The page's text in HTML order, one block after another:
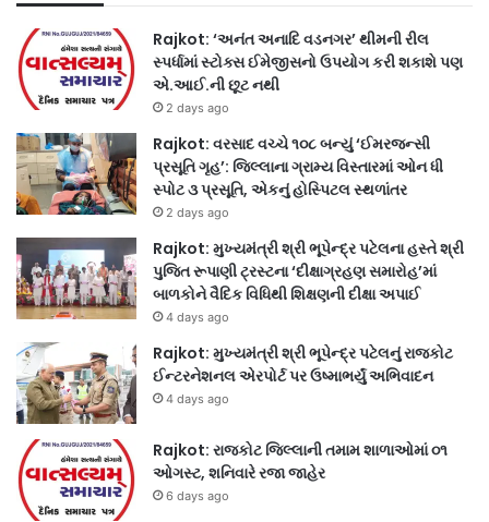
Rajkot: ‘અનંત અનાદિ વડનગર’ થીમની રીલ
સ્પર્ધામાં સ્ટોક્સ ઈમેજીસનો ઉપયોગ કરી શકાશે પણ
એ.આઈ.ની છૂટ નથી
2 days ago
Rajkot: વરસાદ વચ્ચે ૧૦૮ બન્યું ‘ઈમરજન્સી
પ્રસૂતિ ગૃહ’: જિલ્લાના ગ્રામ્ય વિસ્તારમાં ઓન ધી
સ્પોટ ૩ પ્રસૂતિ, એકનું હોસ્પિટલ સ્થળાંતર
2 days ago
Rajkot: મુખ્યમંત્રી શ્રી ભૂપેન્દ્ર પટેલના હસ્તે શ્રી
પુજિત રૂપાણી ટ્રસ્ટના ‘દીક્ષાગ્રહણ સમારોહ’માં
બાળકોને વૈદિક વિધિથી શિક્ષણની દીક્ષા અપાઈ
4 days ago
Rajkot: મુખ્યમંત્રી શ્રી ભૂપેન્દ્ર પટેલનું રાજકોટ
ઈન્ટરનેશનલ એરપોર્ટ પર ઉષ્માભર્યું અભિવાદન
4 days ago
Rajkot: રાજકોટ જિલ્લાની તમામ શાળાઓમાં ૦૧
ઓગસ્ટ, શનિવારે રજા જાહેર
6 days ago